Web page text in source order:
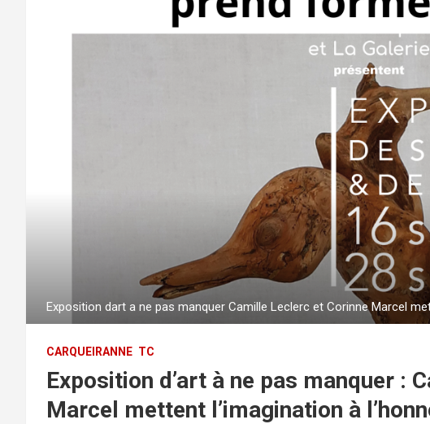
Exposition dart a ne pas manquer Camille Leclerc et Corinne Marcel
CARQUEIRANNE TC
Exposition d’art à ne pas manquer :
Marcel mettent l’imagination à